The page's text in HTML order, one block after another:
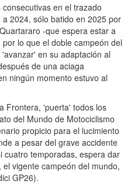
en el trazado
2024, sólo batido en 2025 por
-que espera estar a
lo que el doble campeón del
en su adaptación al
de una aciaga
ningún momento estuvo al
Frontera, 'puerta' todos los
del Mundo de Motociclismo
propicio para el lucimiento
a pesar del grave accidente
cuatro temporadas, espera dar
vigente campeón del mundo,
GP26).